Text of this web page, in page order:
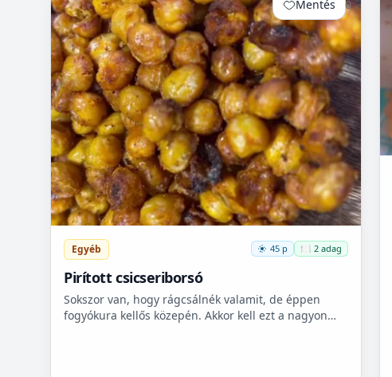
Mentés 0
Egyéb 45 p 🍽️ 2 adag
Pirított csicseriborsó
Sokszor van, hogy rágcsálnék valamit, de éppen
fogyókura kellős közepén. Akkor kell ezt a nagyon